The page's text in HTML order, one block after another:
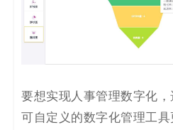
要想实现人事管理数字化，
可自定义的数字化管理工具